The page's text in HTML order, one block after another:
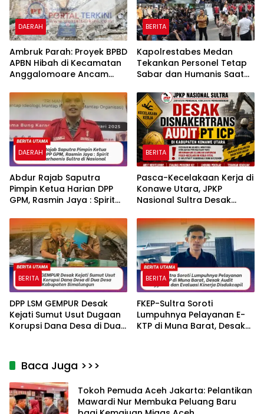
DAERAH
Ambruk Parah: Proyek BPBD
APBN Hibah di Kecamatan
Anggalomoare Ancam
BERITA
Kapolrestabes Medan
Tekankan Personel Tetap
Sabar dan Humanis Saat
DAERAH
‎‎Abdur Rajab Saputra
Pimpin Ketua Harian DPP
GPM, Rasmin Jaya : Spirit
Nasional
BERITA
Pasca-Kecelakaan Kerja di
Konawe Utara, JPKP
Nasional Sultra Desak
BERITA
DPP LSM GEMPUR Desak
Kejati Sumut Usut Dugaan
Korupsi Dana Desa di Dua
BERITA
FKEP-Sultra Soroti
Lumpuhnya Pelayanan E-
KTP di Muna Barat, Desak
Baca Juga >>>
Tokoh Pemuda Aceh Jakarta: Pelantikan
Mawardi Nur Membuka Peluang Baru